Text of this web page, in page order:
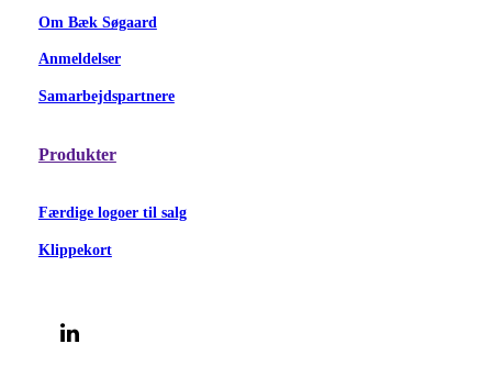
Om Bæk Søgaard
Anmeldelser
Samarbejdspartnere
Produkter
Færdige logoer til salg
Klippekort